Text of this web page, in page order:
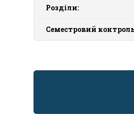
Розділи:
Семестровий